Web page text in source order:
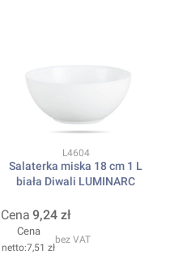
Kod produktu
L4604
Salaterka miska 18 cm 1 L
biała Diwali LUMINARC
Cena 9,24 zł
Cena
7,51 zł
bez VAT